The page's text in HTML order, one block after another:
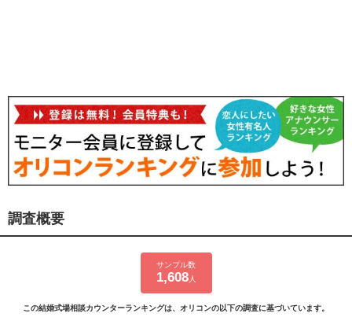
調査概要
サンプル数
1,608人
この結婚式場相談カウンターランキングは、オリコンの以下の調査に基づいています。